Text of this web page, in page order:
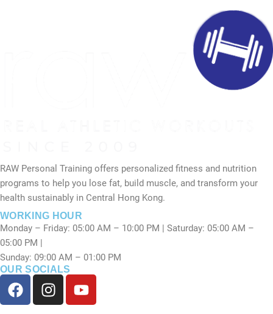
RAW Personal Training offers personalized fitness and nutrition
programs to help you lose fat, build muscle, and transform your
health sustainably in Central Hong Kong.
WORKING HOUR
Monday – Friday: 05:00 AM – 10:00 PM | Saturday: 05:00 AM –
05:00 PM |
Sunday: 09:00 AM – 01:00 PM
OUR SOCIALS